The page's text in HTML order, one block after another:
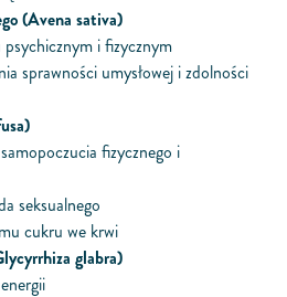
(Avena sativa)
i fizycznym
sprawności umysłowej i zdolności
fizycznego i
seksualnego
cukru we krwi
glabra)